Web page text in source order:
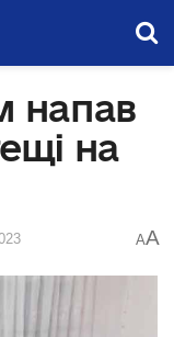
напав
на
AA